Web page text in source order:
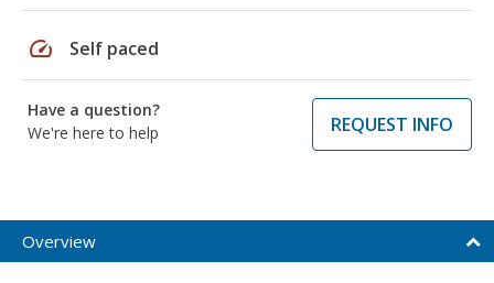
speed Self paced
Have a question?
We're here to help
REQUEST INFO
Overview